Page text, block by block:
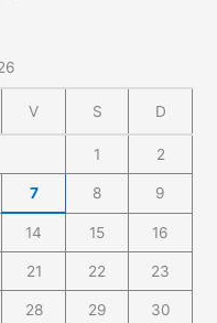
V S D
1 2
7 8 9
14 15 16
21 22 23
28 29 30